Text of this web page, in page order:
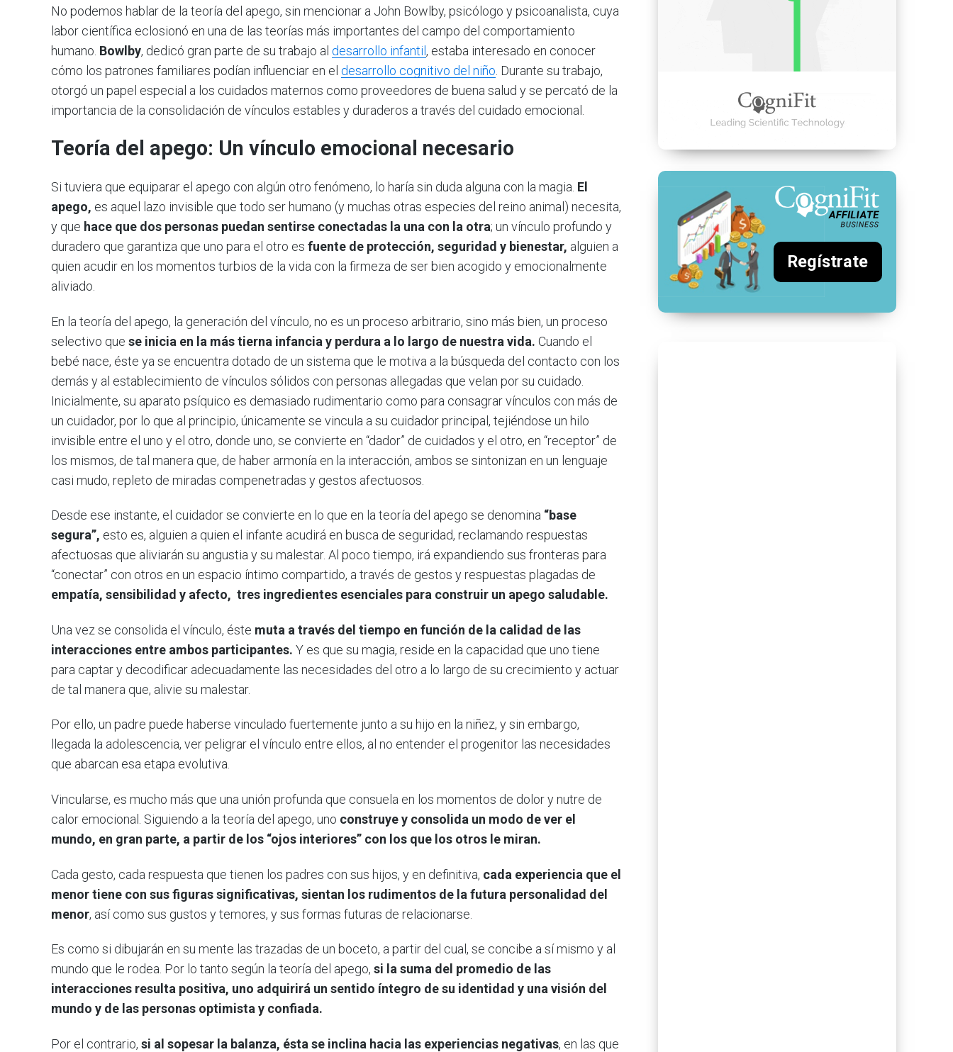
No podemos hablar de la teoría del apego, sin mencionar a John Bowlby, psicólogo y psicoanalista, cuya
labor científica eclosionó en una de las teorías más importantes del campo del comportamiento
humano. Bowlby, dedicó gran parte de su trabajo al desarrollo infantil , estaba interesado en conocer
cómo los patrones familiares podían influenciar en el desarrollo cognitivo del niño. Durante su trabajo,
otorgó un papel especial a los cuidados maternos como proveedores de buena salud y se percató de la
importancia de la consolidación de vínculos estables y duraderos a través del cuidado emocional.
Teoría del apego: Un vínculo emocional necesario
Si tuviera que equiparar el apego con algún otro fenómeno, lo haría sin duda alguna con la magia. El
apego, es aquel lazo invisible que todo ser humano (y muchas otras especies del reino animal) necesita,
y que hace que dos personas puedan sentirse conectadas la una con la otra; un vínculo profundo y
duradero que garantiza que uno para el otro es fuente de protección, seguridad y bienestar, alguien a
quien acudir en los momentos turbios de la vida con la firmeza de ser bien acogido y emocionalmente
aliviado.
En la teoría del apego, la generación del vínculo, no es un proceso arbitrario, sino más bien, un proceso
selectivo que se inicia en la más tierna infancia y perdura a lo largo de nuestra vida. Cuando el
bebé nace, éste ya se encuentra dotado de un sistema que le motiva a la búsqueda del contacto con los
demás y al establecimiento de vínculos sólidos con personas allegadas que velan por su cuidado.
Inicialmente, su aparato psíquico es demasiado rudimentario como para consagrar vínculos con más de
un cuidador, por lo que al principio, únicamente se vincula a su cuidador principal, tejiéndose un hilo
invisible entre el uno y el otro, donde uno, se convierte en “dador” de cuidados y el otro, en “receptor” de
los mismos, de tal manera que, de haber armonía en la interacción, ambos se sintonizan en un lenguaje
casi mudo, repleto de miradas compenetradas y gestos afectuosos.
Desde ese instante, el cuidador se convierte en lo que en la teoría del apego se denomina “base
segura”, esto es, alguien a quien el infante acudirá en busca de seguridad, reclamando respuestas
afectuosas que aliviarán su angustia y su malestar. Al poco tiempo, irá expandiendo sus fronteras para
“conectar” con otros en un espacio íntimo compartido, a través de gestos y respuestas plagadas de
empatía, sensibilidad y afecto, tres ingredientes esenciales para construir un apego saludable.
Una vez se consolida el vínculo, éste muta a través del tiempo en función de la calidad de las
interacciones entre ambos participantes. Y es que su magia, reside en la capacidad que uno tiene
para captar y decodificar adecuadamente las necesidades del otro a lo largo de su crecimiento y actuar
de tal manera que, alivie su malestar.
Por ello, un padre puede haberse vinculado fuertemente junto a su hijo en la niñez, y sin embargo,
llegada la adolescencia, ver peligrar el vínculo entre ellos, al no entender el progenitor las necesidades
que abarcan esa etapa evolutiva.
Vincularse, es mucho más que una unión profunda que consuela en los momentos de dolor y nutre de
calor emocional. Siguiendo a la teoría del apego, uno construye y consolida un modo de ver el
mundo, en gran parte, a partir de los “ojos interiores” con los que los otros le miran.
Cada gesto, cada respuesta que tienen los padres con sus hijos, y en definitiva, cada experiencia que el
menor tiene con sus figuras significativas, sientan los rudimentos de la futura personalidad del
menor, así como sus gustos y temores, y sus formas futuras de relacionarse.
Es como si dibujarán en su mente las trazadas de un boceto, a partir del cual, se concibe a sí mismo y al
mundo que le rodea. Por lo tanto según la teoría del apego, si la suma del promedio de las
interacciones resulta positiva, uno adquirirá un sentido íntegro de su identidad y una visión del
mundo y de las personas optimista y confiada.
Por el contrario, si al sopesar la balanza, ésta se inclina hacia las experiencias negativas, en las que
Regístrate